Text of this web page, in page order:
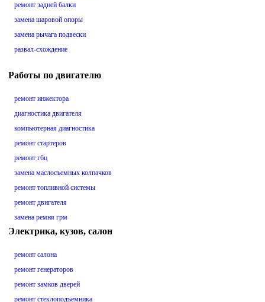
ремонт задней балки
замена шаровой опоры
замена рычага подвески
развал-схождение
Работы по двигателю
ремонт инжектора
диагностика двигателя
компьютерная диагностика
ремонт стартеров
ремонт гбц
замена маслосъемных колпачков
ремонт топливной системы
ремонт двигателя
замена ремня грм
Электрика, кузов, салон
ремонт салона
ремонт генераторов
ремонт замков дверей
ремонт стеклоподъемника